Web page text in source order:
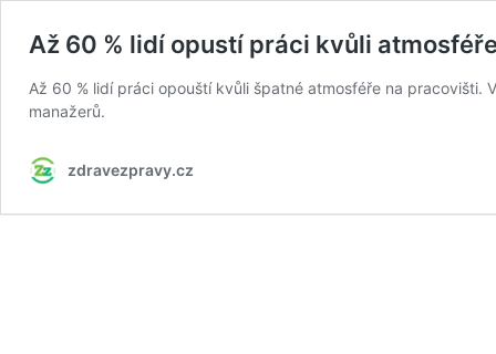
Až 60 % lidí opustí práci kvůli
Až 60 % lidí práci opouští kvůli špatné atmosféře na
manažerů.
zdravezpravy.cz